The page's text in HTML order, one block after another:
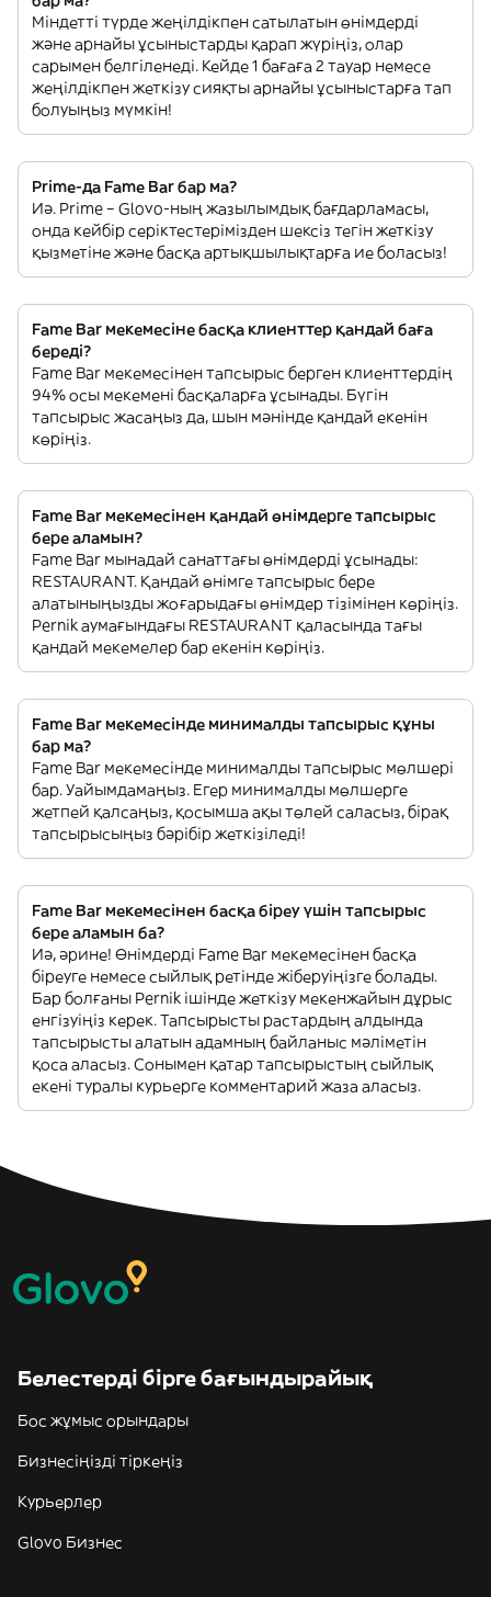
Міндетті түрде жеңілдікпен сатылатын өнімдерді
және арнайы ұсыныстарды қарап жүріңіз, олар
сарымен белгіленеді. Кейде 1 бағаға 2 тауар немесе
жеңілдікпен жеткізу сияқты арнайы ұсыныстарға тап
болуыңыз мүмкін!
Prime-да Fame Bar бар ма?
Иә. Prime – Glovo-ның жазылымдық бағдарламасы,
онда кейбір серіктестерімізден шексіз тегін жеткізу
қызметіне және басқа артықшылықтарға ие боласыз!
Fame Bar мекемесіне басқа клиенттер қандай баға
береді?
Fame Bar мекемесінен тапсырыс берген клиенттердің
94% осы мекемені басқаларға ұсынады. Бүгін
тапсырыс жасаңыз да, шын мәнінде қандай екенін
көріңіз.
Fame Bar мекемесінен қандай өнімдерге тапсырыс
бере аламын?
Fame Bar мынадай санаттағы өнімдерді ұсынады:
RESTAURANT. Қандай өнімге тапсырыс бере
алатыныңызды жоғарыдағы өнімдер тізімінен көріңіз.
Pernik аумағындағы RESTAURANT қаласында тағы
қандай мекемелер бар екенін көріңіз.
Fame Bar мекемесінде минималды тапсырыс құны
бар ма?
Fame Bar мекемесінде минималды тапсырыс мөлшері
бар. Уайымдамаңыз. Егер минималды мөлшерге
жетпей қалсаңыз, қосымша ақы төлей саласыз, бірақ
тапсырысыңыз бәрібір жеткізіледі!
Fame Bar мекемесінен басқа біреу үшін тапсырыс
бере аламын ба?
Иә, әрине! Өнімдерді Fame Bar мекемесінен басқа
біреуге немесе сыйлық ретінде жіберуіңізге болады.
Бар болғаны Pernik ішінде жеткізу мекенжайын дұрыс
енгізуіңіз керек. Тапсырысты растардың алдында
тапсырысты алатын адамның байланыс мәліметін
қоса аласыз. Сонымен қатар тапсырыстың сыйлық
екені туралы курьерге комментарий жаза аласыз.
Белестерді бірге бағындырайық
Бос жұмыс орындары
Бизнесіңізді тіркеңіз
Курьерлер
Glovo Бизнес